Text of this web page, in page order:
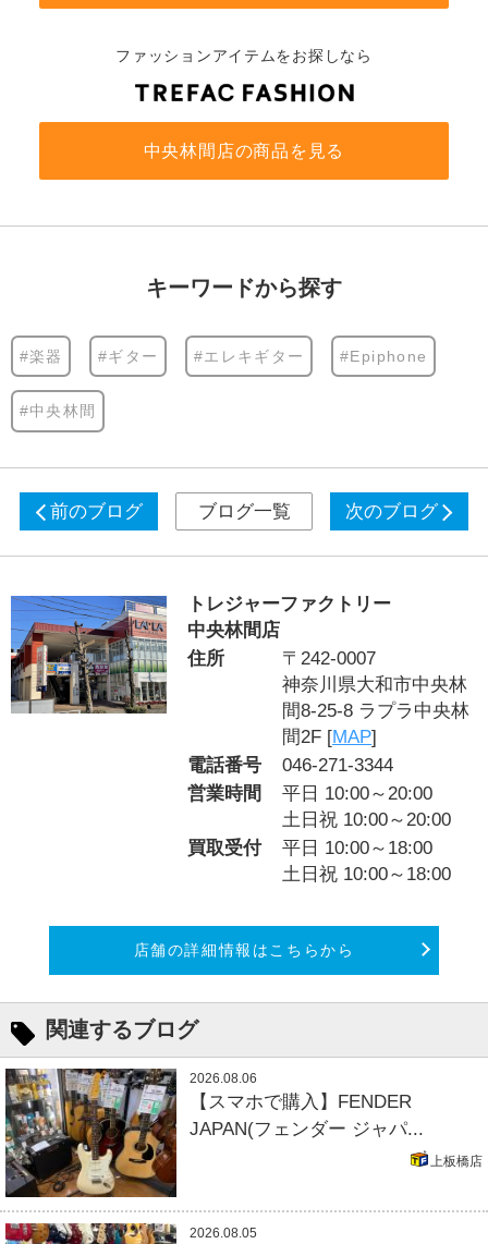
ファッションアイテムをお探しなら
中央林間店の商品を見る
キーワードから探す
#楽器 #ギター #エレキギター #Epiphone
#中央林間
前のブログ ブログ一覧 次のブログ
トレジャーファクトリー
中央林間店
住所
〒242-0007
神奈川県大和市中央林
間8-25-8 ラプラ中央林
間2F [MAP]
電話番号
046-271-3344
営業時間
平日 10:00～20:00
土日祝 10:00～20:00
買取受付
平日 10:00～18:00
土日祝 10:00～18:00
店舗の詳細情報はこちらから
関連するブログ
2026.08.06
【スマホで購入】FENDER
JAPAN(フェンダー ジャパ...
上板橋店
2026.08.05